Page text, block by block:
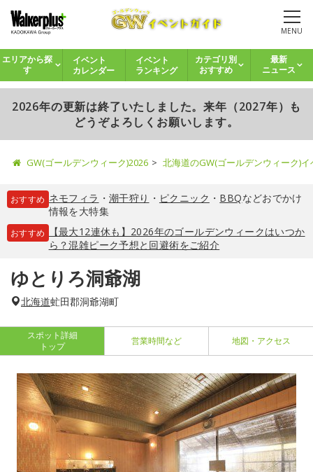
MENU
エリアから探
す
イベント
カレンダー
イベント
ランキング
カテゴリ別
おすすめ
最新
ニュース
2026年の更新は終了いたしました。来年（2027年）も
どうぞよろしくお願いします。
GW(ゴールデンウィーク)2026 北海道のGW(ゴールデンウィーク)
おすすめ ネモフィラ ・ 潮干狩り ・ ピクニック ・ BBQなどおでかけ
情報を大特集
おすすめ
【最大12連休も】2026年のゴールデンウィークはいつか
ら？混雑ピーク予想と回避術をご紹介
ゆとりろ洞爺湖
北海道虻田郡洞爺湖町
スポット詳細
トップ
営業時間など 地図・アクセス